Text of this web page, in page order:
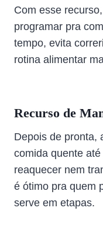
Com esse
programar pra
tempo, evita
rotina alimentar
Recurso de
Depois de pronta,
comida quente
reaquecer nem
é ótimo pra quem
serve em etapas.